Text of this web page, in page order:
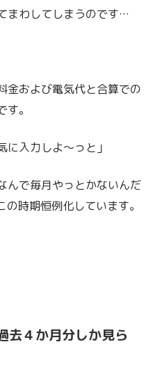
まわしてしまうのです…
金および電気代と合算での
。
に入力しよ〜っと」
んで毎月やっとかないんだ
時期恒例化しています。
去４か月分しか見ら